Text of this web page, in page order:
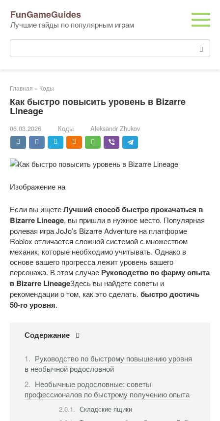
контенту
FunGameGuides
Лучшие гайды по популярным играм
Поиск:
Главная » Коды
Как быстро повысить уровень в Bizarre
Lineage
06.03.2026 Коды Aleksandr Zhukov
Изображение на
Если вы ищетеЛучший способ быстро прокачаться в
Bizarre Lineage, вы пришли в нужное место. Популярная
ролевая игра JoJo’s Bizarre Adventure на платформе
Roblox отличается сложной системой с множеством
механик, которые необходимо учитывать. Однако в
основе вашего прогресса лежит уровень вашего
персонажа. В этом случае Руководство по фарму опыта
в Bizarre LineageЗдесь вы найдете советы и
рекомендации о том, как это сделать. быстро достичь
50-го уровня.
Содержание
Руководство по быстрому повышению уровня
в необычной родословной
Необычные родословные: советы
профессионалов по быстрому получению опыта
Складские ящики